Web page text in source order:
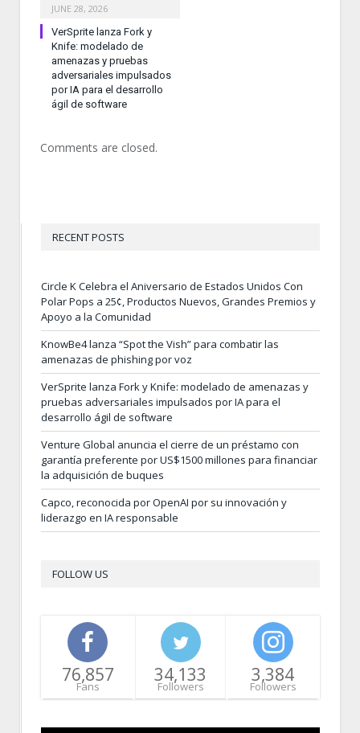
JUNE 28, 2026
VerSprite lanza Fork y
Knife: modelado de
amenazas y pruebas
adversariales impulsados
por IA para el desarrollo
ágil de software
Comments are closed.
RECENT POSTS
Circle K Celebra el Aniversario de Estados Unidos Con
Polar Pops a 25¢, Productos Nuevos, Grandes Premios y
Apoyo a la Comunidad
KnowBe4 lanza “Spot the Vish” para combatir las
amenazas de phishing por voz
VerSprite lanza Fork y Knife: modelado de amenazas y
pruebas adversariales impulsados por IA para el
desarrollo ágil de software
Venture Global anuncia el cierre de un préstamo con
garantía preferente por US$1500 millones para financiar
la adquisición de buques
Capco, reconocida por OpenAI por su innovación y
liderazgo en IA responsable
FOLLOW US
76,857
Fans
34,133
Followers
3,384
Followers